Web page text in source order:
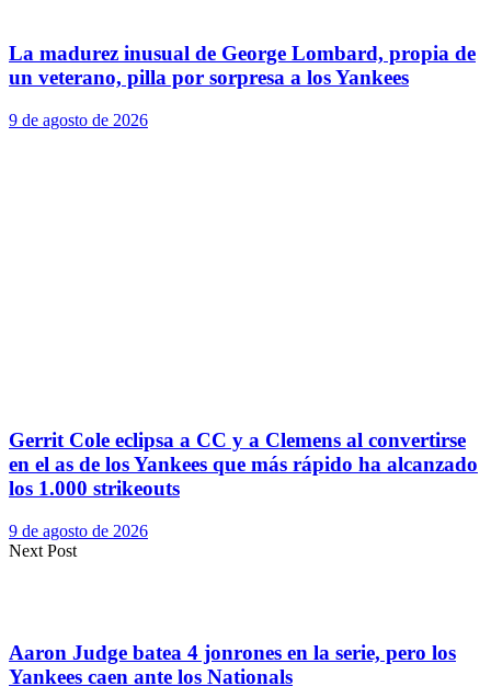
La madurez inusual de George Lombard, propia de
un veterano, pilla por sorpresa a los Yankees
9 de agosto de 2026
Gerrit Cole eclipsa a CC y a Clemens al convertirse
en el as de los Yankees que más rápido ha alcanzado
los 1.000 strikeouts
9 de agosto de 2026
Next Post
Aaron Judge batea 4 jonrones en la serie, pero los
Yankees caen ante los Nationals